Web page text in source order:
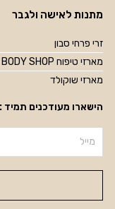
מתנות לאישה ולגבר
זרי פרחי סבון
מארזי טיפוח BODY SHOP
מארזי שוקולד
הישארו מעודכנים תמיד :